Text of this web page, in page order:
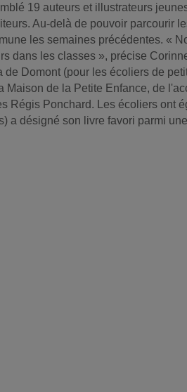
19 auteurs et illustrateurs
Au-delà de pouvoir parcourir
les semaines précédentes. «
dans les classes », précise
Domont (pour les écoliers de
de la Petite Enfance, de
Régis Ponchard. Les écoliers ont
a désigné son livre favori parmi une